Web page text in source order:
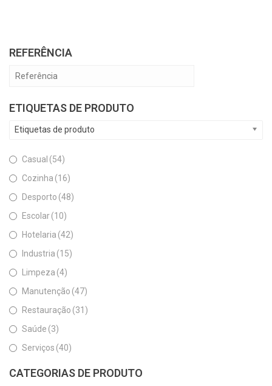
REFERÊNCIA
ETIQUETAS DE PRODUTO
Etiquetas de produto
Casual (54)
Cozinha (16)
Desporto (48)
Escolar(10)
Hotelaria (42)
Industria (15)
Limpeza (4)
Manutenção (47)
Restauração (31)
Saúde (3)
Serviços (40)
CATEGORIAS DE PRODUTO